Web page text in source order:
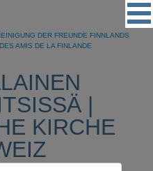
|
KIRCHE
DER FREUNDE FINNLANDS
AMIS DE LA FINLANDE